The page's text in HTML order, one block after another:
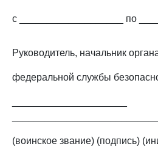
с ___________________ по
Руководитель, начальник
федеральной службы
(воинское звание) (подпись)